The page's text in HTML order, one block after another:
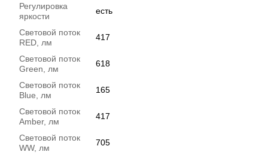
Регулировка
яркости
есть
Световой поток
RED, лм
417
Световой поток
Green, лм
618
Световой поток
Blue, лм
165
Световой поток
Amber, лм
417
Световой поток
WW, лм
705